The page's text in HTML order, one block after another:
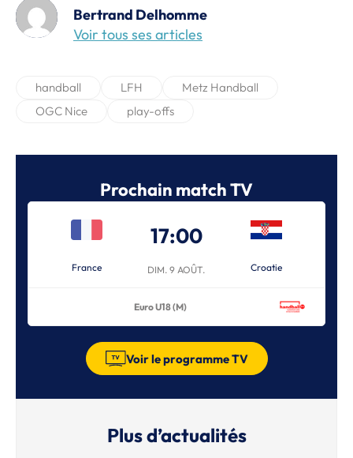
Bertrand Delhomme
Voir tous ses articles
handball LFH
Metz Handball
OGC Nice
play-offs
Prochain match TV
France
17:00
DIM. 9 AOÛT. Croatie
Euro U18 (M)
Voir le programme TV
Plus d’actualités